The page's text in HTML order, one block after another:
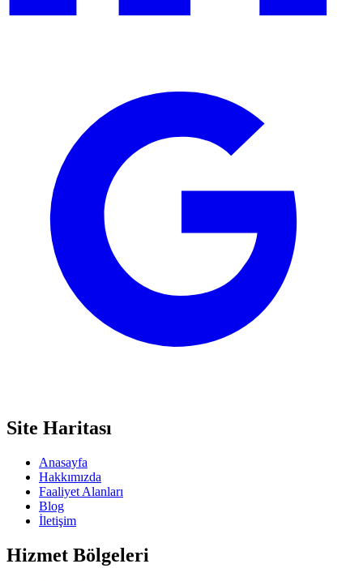
Site Haritası
Anasayfa
Hakkımızda
Faaliyet Alanları
Blog
İletişim
Hizmet Bölgeleri